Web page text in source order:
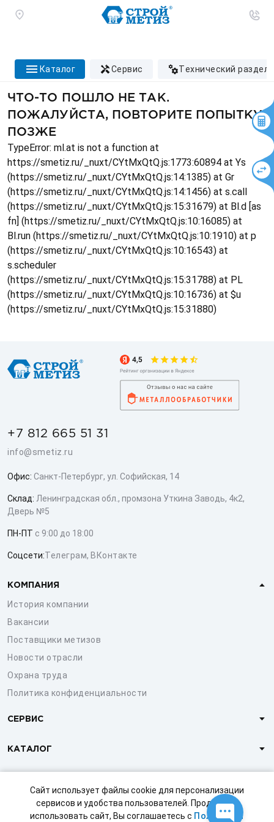
Сайт использует файлы cookie для персонализации
сервисов и удобства пользователей. Продолжая
использовать сайт, Вы соглашаетесь с Политикой
каталог сервис технический раздел
ЧТО-ТО ПОШЛО НЕ ТАК.
ПОЖАЛУЙСТА, ПОВТОРИТЕ ПОПЫТКУ
ПОЗЖЕ
TypeError: ml.at is not a function at
https://smetiz.ru/_nuxt/CYtMxQtQ.js:1773:60894 at Ys
(https://smetiz.ru/_nuxt/CYtMxQtQ.js:14:1385) at Gr
(https://smetiz.ru/_nuxt/CYtMxQtQ.js:14:1456) at s.call
(https://smetiz.ru/_nuxt/CYtMxQtQ.js:15:31679) at Bl.d [as
fn] (https://smetiz.ru/_nuxt/CYtMxQtQ.js:10:16085) at
Bl.run (https://smetiz.ru/_nuxt/CYtMxQtQ.js:10:1910) at p
(https://smetiz.ru/_nuxt/CYtMxQtQ.js:10:16543) at
s.scheduler
(https://smetiz.ru/_nuxt/CYtMxQtQ.js:15:31788) at PL
(https://smetiz.ru/_nuxt/CYtMxQtQ.js:10:16736) at $u
(https://smetiz.ru/_nuxt/CYtMxQtQ.js:15:31880)
+7 812 665 51 31
info@smetiz.ru
Офис: Санкт-Петербург, ул. Софийская, 14
Склад: Ленинградская обл., промзона Уткина Заводь, 4к2,
Дверь №5
ПН-ПТ с 9:00 до 18:00
Соцсети:Телеграм, ВКонтакте
КОМПАНИЯ
История компании
Вакансии
Поставщики метизов
Новости отрасли
Охрана труда
Политика конфиденциальности
СЕРВИС
КАТАЛОГ